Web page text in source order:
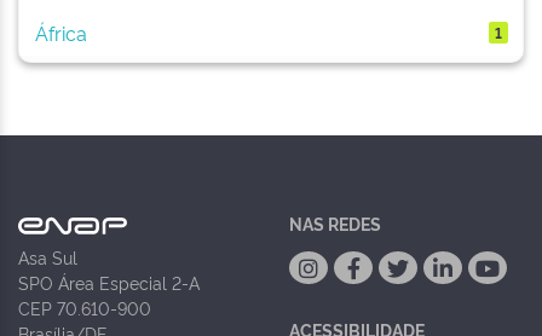
África 1
Asa Sul
SPO Área Especial 2-A
CEP 70.610-900
NAS REDES
ACESSIBILIDADE